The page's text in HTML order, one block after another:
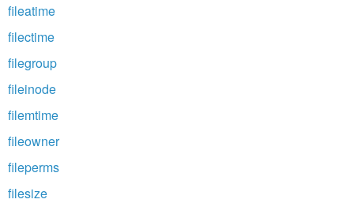
fileatime
filectime
filegroup
fileinode
filemtime
fileowner
fileperms
filesize